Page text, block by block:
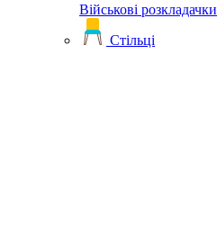
Військові розкладачки
Стільці